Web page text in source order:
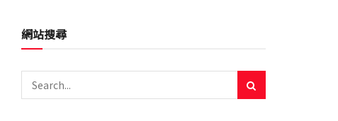
網站搜尋